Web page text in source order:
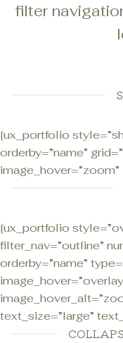
filter
[ux_portfolio
orderby=”name”
[ux_portfolio
filter_nav=”outline”
orderby=”name”
text_size=”large”